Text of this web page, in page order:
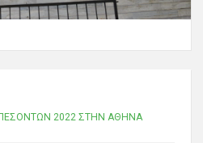
2022 ΣΤΗΝ ΑΘΗΝΑ